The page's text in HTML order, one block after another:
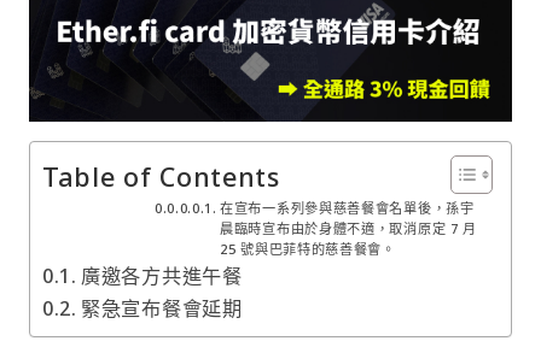
Table of Contents
在宣布一系列參與慈善餐會名單後，孫宇
晨臨時宣布由於身體不適，取消原定 7 月
25 號與巴菲特的慈善餐會。
廣邀各方共進午餐
緊急宣布餐會延期